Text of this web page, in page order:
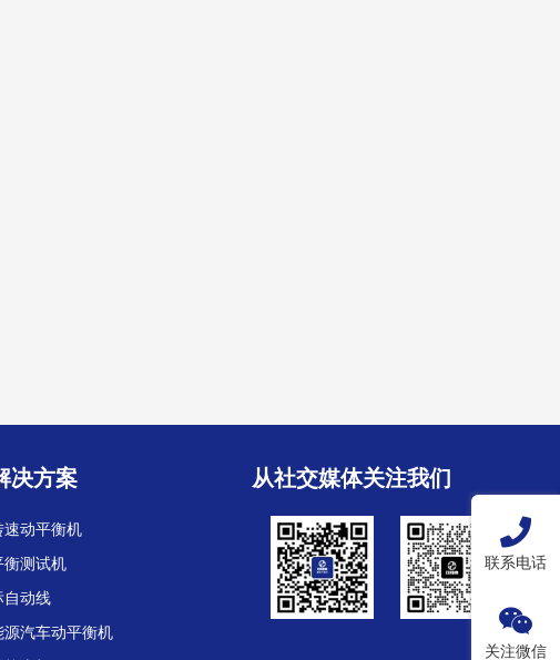
决方案
速动平衡机
衡测试机
自动线
源汽车动平衡机
从社交媒体关注我们
联系电话
关注微信